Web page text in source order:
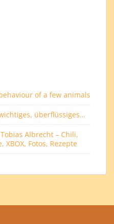
of a few animals
überflüssiges…
Albrecht – Chili,
XBOX, Fotos, Rezepte